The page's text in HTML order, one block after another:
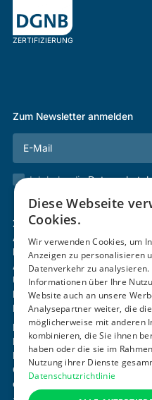
ZERTIFIZIERUNG
Zum Newsletter anmelden
Ich habe die
Zertifizierung & Verifikation
Akademie
Mitgliedschaft
Aktivitäten
Über uns
Login
Kontakt
Impressum
Datenschutz
Barrierefreiheitserklärung
Cookie-Einstellungen anpassen
office@ogni.at
+43 664 15 63 507
Diese Webseite
Cookies.
Wir verwenden Cookies, um
Anzeigen zu personalisieren
Datenverkehr zu analysieren.
Informationen über Ihre
Website auch an unsere
Analysepartner weiter, die
möglicherweise mit anderen
kombinieren, die Sie ihnen
haben oder die sie im
Nutzung ihrer Dienste
Datenschutzrichtlinie